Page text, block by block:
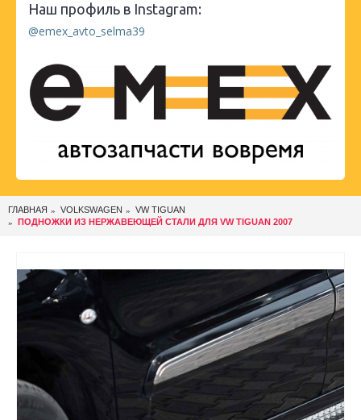
Наш профиль в Instagram:
@emex_avto_selma39
ГЛАВНАЯ VOLKSWAGEN
VW TIGUAN
ПОДНОЖКИ ИЗ НЕРЖАВЕЮЩЕЙ СТАЛИ ДЛЯ VW TIGUAN 2007